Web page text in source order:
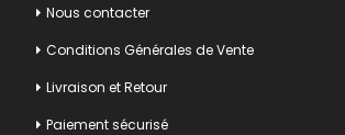
Nous contacter
Conditions Générales de Vente
Livraison et Retour
Paiement sécurisé